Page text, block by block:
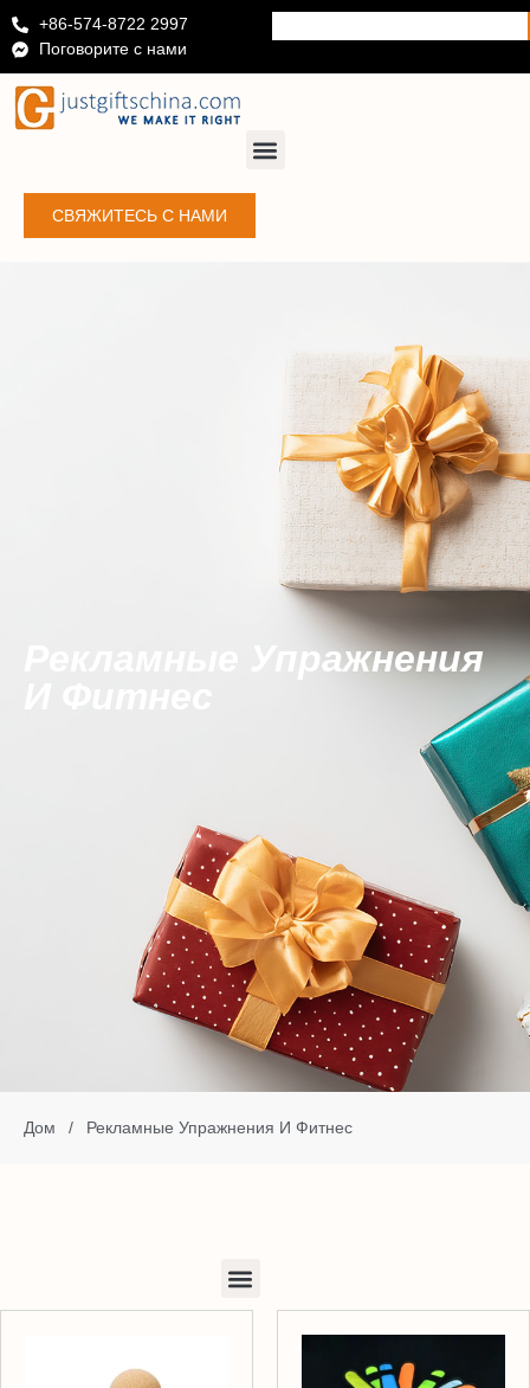
+86-574-8722 2997
Поговорите с нами
СВЯЖИТЕСЬ С НАМИ
Рекламные Упражнения
Дом / Рекламные Упражнения И Фитнес